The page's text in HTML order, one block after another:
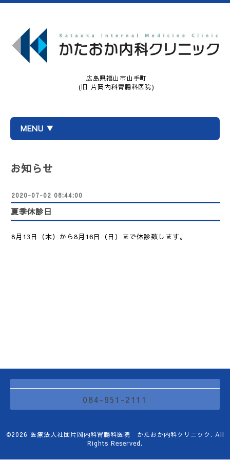
広島県福山市山手町
(旧 片岡内科胃腸科医院)
MENU ▼
お知らせ
2020-07-02 08:44:00
夏季休診日
8月13日（木）から8月16日（日）まで休診致します。
084-951-2111
©2026 医療法人社団片岡内科胃腸科医院 かたおか内科クリニック. All
Rights Reserved.